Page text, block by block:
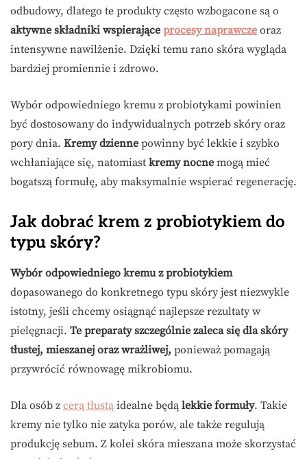
odbudowy, dlatego te produkty często wzbogacone są o
aktywne składniki wspierające procesy naprawcze oraz
intensywne nawilżenie. Dzięki temu rano skóra wygląda
bardziej promiennie i zdrowo.
Wybór odpowiedniego kremu z probiotykami powinien
być dostosowany do indywidualnych potrzeb skóry oraz
pory dnia. Kremy dzienne powinny być lekkie i szybko
wchłaniające się, natomiast kremy nocne mogą mieć
bogatszą formułę, aby maksymalnie wspierać regenerację.
Jak dobrać krem z probiotykiem do
typu skóry?
Wybór odpowiedniego kremu z probiotykiem
dopasowanego do konkretnego typu skóry jest niezwykle
istotny, jeśli chcemy osiągnąć najlepsze rezultaty w
pielęgnacji. Te preparaty szczególnie zaleca się dla skóry
tłustej, mieszanej oraz wrażliwej, ponieważ pomagają
przywrócić równowagę mikrobiomu.
Dla osób z cerą tłustą idealne będą lekkie formuły. Takie
kremy nie tylko nie zatyka porów, ale także regulują
produkcję sebum. Z kolei skóra mieszana może skorzystać